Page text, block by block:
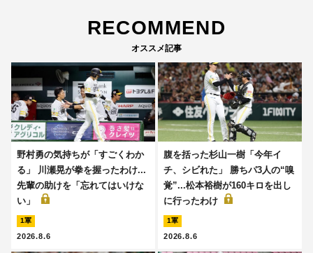
RECOMMEND
オススメ記事
野村勇の気持ちが「すごくわか
る」 川瀬晃が拳を握ったわけ...
先輩の助けを「忘れてはいけな
い」
1軍
2026.8.6
腹を括った杉山一樹「今年イ
チ、シビれた」 勝ちパ3人の“嗅
覚”...松本裕樹が160キロを出し
に行ったわけ
1軍
2026.8.6